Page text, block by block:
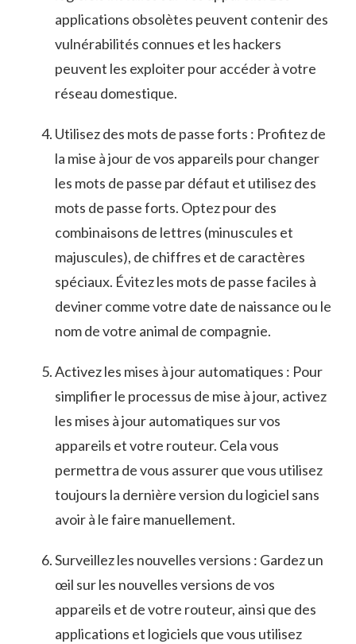
applications obsolètes​ peuvent‌ contenir⁤ des
vulnérabilités connues et ‌les hackers
peuvent les exploiter pour accéder à votre‌
réseau domestique.
Utilisez des mots de passe ⁤forts : Profitez de
la mise à jour⁢ de⁣ vos appareils pour changer
les mots ‍de ​passe par défaut et utilisez‍ des
mots de passe⁤ forts. Optez⁢ pour des
combinaisons de lettres (minuscules et
⁤majuscules), de chiffres et ‍de caractères
spéciaux.⁢ Évitez les mots de passe faciles à
deviner ⁤comme votre date de naissance ou le
nom de votre ⁤animal ⁢de compagnie.
Activez‍ les mises à jour automatiques ⁤: Pour
simplifier le processus de mise à jour, activez
les mises à ⁢jour automatiques sur ⁤vos
‍appareils ⁤et votre routeur. Cela ⁤vous
permettra de vous assurer que vous utilisez
toujours la dernière version du⁣ logiciel sans
avoir à le faire manuellement.
Surveillez les nouvelles ‌versions :⁢ Gardez un
œil sur les nouvelles ⁤versions​ de vos
appareils et de ‍votre routeur, ainsi​ que des
applications et logiciels que vous utilisez